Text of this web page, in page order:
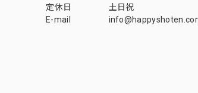
定休日
土日祝
E-mail